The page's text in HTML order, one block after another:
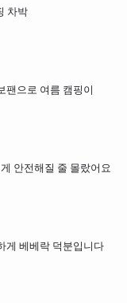
차박
팬으로 여름 캠핑이
안전해질 줄 몰랐어요
게 베베락 덕분입니다